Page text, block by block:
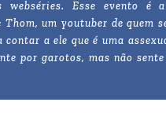
webséries. Esse evento é
Thom, um youtuber de
contar a ele que é uma
por garotos, mas não